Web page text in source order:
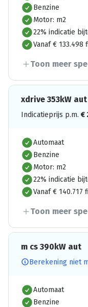
Benzine
Motor: m2
22% indicatie
Vanaf € 133.498
Toon meer
xdrive 353kW aut
Indicatieprijs p.m. €
Automaat
Benzine
Motor: m2
22% indicatie
Vanaf € 140.717
Toon meer
m cs 390kW aut
Berekening niet
Automaat
Benzine